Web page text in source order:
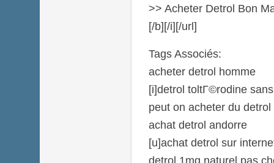
>> Acheter Detrol Bon
[/b][/i][/url]
Tags Associés:
acheter detrol homme
[i]detrol toltГ©rodine
peut on acheter du
achat detrol andorre
[u]achat detrol sur
detrol 1mg naturel pas